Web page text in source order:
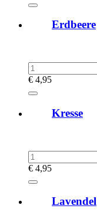
Erdbeere
€ 4,95
Kresse
€ 4,95
Lavendel